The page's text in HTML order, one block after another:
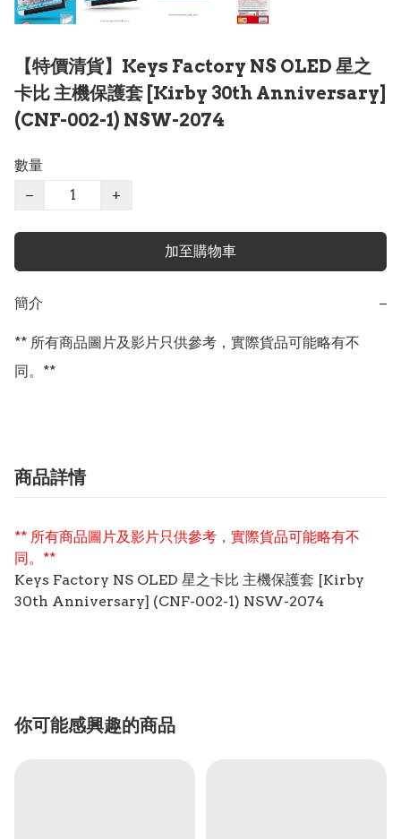
【特價清貨】Keys Factory NS OLED 星之
卡比 主機保護套 [Kirby 30th Anniversary]
(CNF-002-1) NSW-2074
數量
−
+
加至購物車
簡介 −
** 所有商品圖片及影片只供參考，實際貨品可能略有不
同。**
商品詳情
** 所有商品圖片及影片只供參考，實際貨品可能略有不
同。**
Keys Factory NS OLED 星之卡比 主機保護套 [Kirby
30th Anniversary] (CNF-002-1) NSW-2074
你可能感興趣的商品